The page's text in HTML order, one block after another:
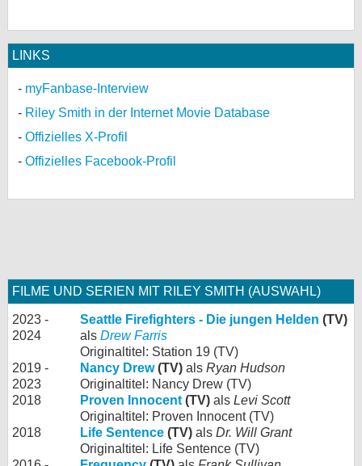
LINKS
myFanbase-Interview
Riley Smith in der Internet Movie Database
Offizielles X-Profil
Offizielles Facebook-Profil
FILME UND SERIEN MIT RILEY SMITH (AUSWAHL)
2023 -
2024
Seattle Firefighters - Die jungen Helden (TV)
als Drew Farris
Originaltitel: Station 19 (TV)
2019 -
2023
Nancy Drew(TV) als Ryan Hudson
Originaltitel: Nancy Drew (TV)
2018
Proven Innocent (TV) als Levi Scott
Originaltitel: Proven Innocent (TV)
2018
Life Sentence (TV) als Dr. Will Grant
Originaltitel: Life Sentence (TV)